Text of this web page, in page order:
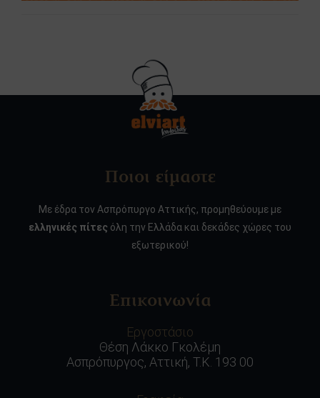
Ποιοι είμαστε
Με έδρα τον Ασπρόπυργο Αττικής, προμηθεύουμε με
ελληνικές πίτες όλη την Ελλάδα και δεκάδες χώρες του
εξωτερικού!
Επικοινωνία
Εργοστάσιο
Θέση Λάκκο Γκολέμη
Ασπρόπυργος, Αττική, Τ.Κ. 193 00